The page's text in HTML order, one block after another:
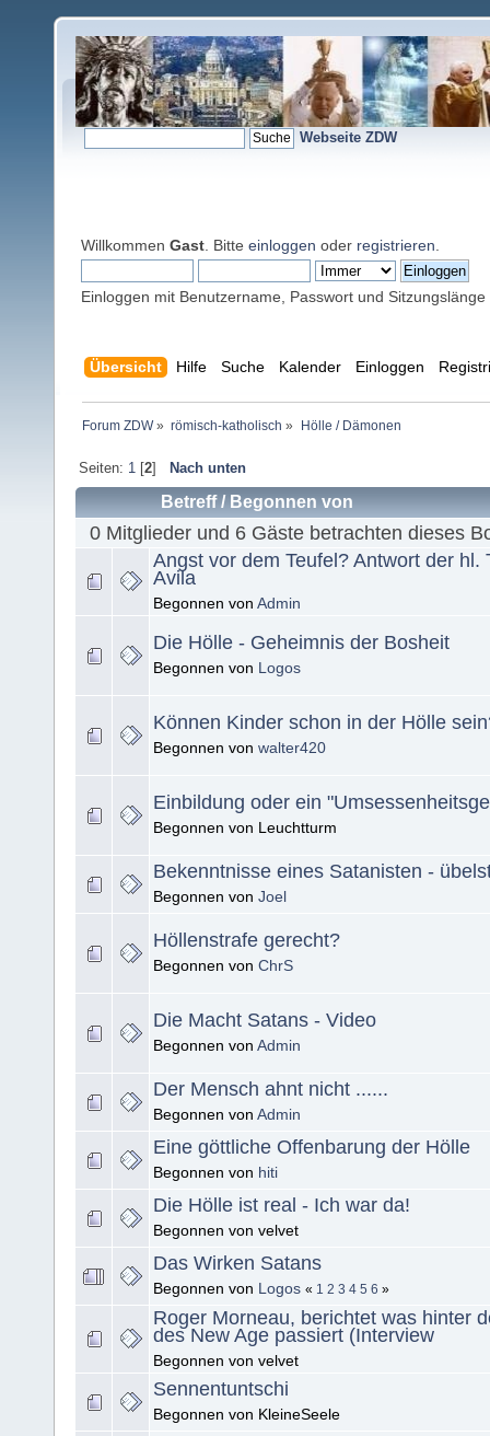
Webseite ZDW
Willkommen Gast . Bitte einloggen oder registrieren
Einloggen mit Benutzername, Passwort und Sitzungslänge
Übersicht Hilfe Suche Kalender Einloggen
Forum ZDW» römisch-katholisch » Hölle / Dämonen
Seiten: 1[2] Nach unten
Betreff/ Begonnen von
0 Mitglieder und 6 Gäste betrachten dieses
Angst vor dem Teufel? Antwort der hl.
Avila
Begonnen von Admin
Die Hölle - Geheimnis der Bosheit
Begonnen von Logos
Können Kinder schon in der Hölle
Begonnen von walter420
Einbildung oder ein
Begonnen von Leuchtturm
Bekenntnisse eines Satanisten -
Begonnen von Joel
Höllenstrafe gerecht?
Begonnen von ChrS
Die Macht Satans - Video
Begonnen von Admin
Der Mensch ahnt nicht ......
Begonnen von Admin
Eine göttliche Offenbarung der Hölle
Begonnen von hiti
Die Hölle ist real - Ich war da!
Begonnen von velvet
Das Wirken Satans
Begonnen von Logos « 1 2 3 4 5 6 »
Roger Morneau, berichtet was hinter
des New Age passiert (Interview
Begonnen von velvet
Sennentuntschi
Begonnen von KleineSeele